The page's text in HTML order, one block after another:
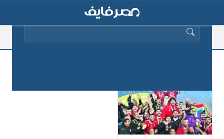
البحث عن: